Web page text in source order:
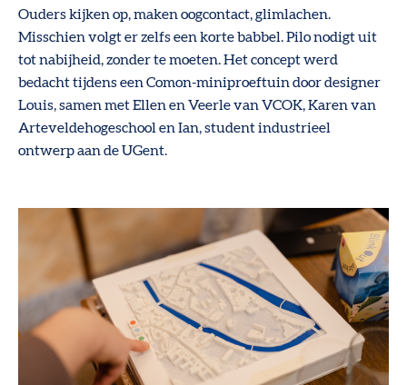
Ouders kijken op, maken oogcontact, glimlachen.
Misschien volgt er zelfs een korte babbel. Pilo nodigt uit
tot nabijheid, zonder te moeten. Het concept werd
bedacht tijdens een Comon-miniproeftuin door designer
Louis, samen met Ellen en Veerle van VCOK, Karen van
Arteveldehogeschool en Ian, student industrieel
ontwerp aan de UGent.